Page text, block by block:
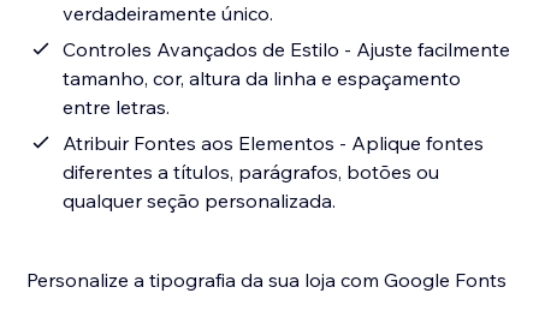
verdadeiramente único.
Controles Avançados de Estilo - Ajuste facilmente
tamanho, cor, altura da linha e espaçamento
entre letras.
Atribuir Fontes aos Elementos - Aplique fontes
diferentes a títulos, parágrafos, botões ou
qualquer seção personalizada.
Personalize a tipografia da sua loja com Google Fonts